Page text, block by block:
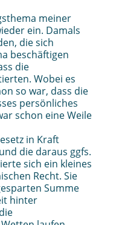
meiner
ein. Damals
die sich
beschäftigen
die
Wobei es
so war, dass die
persönliches
schon eine Weile
in Kraft
die daraus ggfs.
sich ein kleines
Recht. Sie
Summe
hinter